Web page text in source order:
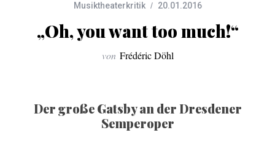
Musiktheaterkritik 20.01.2016
„Oh, you want too much!“
von Frédéric Döhl
Der große Gatsby an der Dresdener
Semperoper